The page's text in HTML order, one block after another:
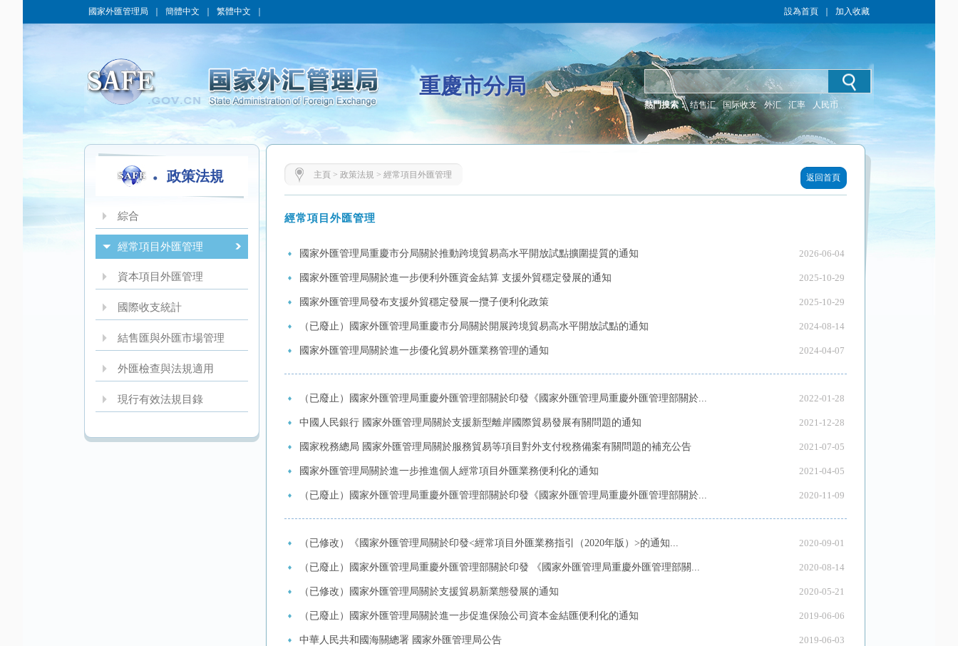
國家外匯管理局 簡體中文 繁體中文 設為首頁 加入收藏
重慶市分局
熱門搜索： 结售汇 国际收支 外汇 汇率 人民币
政策法規
綜合
經常項目外匯管理
資本項目外匯管理
國際收支統計
結售匯與外匯市場管理
外匯檢查與法規適用
現行有效法規目錄
主頁 >政策法規 >經常項目外匯管理 返回首頁
經常項目外匯管理
國家外匯管理局重慶市分局關於推動跨境貿易高水平開放試點擴圍提質的通知 2026-06-04
國家外匯管理局關於進一步便利外匯資金結算 支援外貿穩定發展的通知 2025-10-29
國家外匯管理局發布支援外貿穩定發展一攬子便利化政策 2025-10-29
（已廢止）國家外匯管理局重慶市分局關於開展跨境貿易高水平開放試點的通知 2024-08-14
國家外匯管理局關於進一步優化貿易外匯業務管理的通知 2024-04-07
（已廢止）國家外匯管理局重慶外匯管理部關於印發《國家外匯管理局重慶外匯管理部關於... 2022-01-28
中國人民銀行 國家外匯管理局關於支援新型離岸國際貿易發展有關問題的通知 2021-12-28
國家稅務總局 國家外匯管理局關於服務貿易等項目對外支付稅務備案有關問題的補充公告 2021-07-05
國家外匯管理局關於進一步推進個人經常項目外匯業務便利化的通知 2021-04-05
（已廢止）國家外匯管理局重慶外匯管理部關於印發《國家外匯管理局重慶外匯管理部關於... 2020-11-09
（已修改）《國家外匯管理局關於印發<經常項目外匯業務指引（2020年版）>的通知... 2020-09-01
（已廢止）國家外匯管理局重慶外匯管理部關於印發 《國家外匯管理局重慶外匯管理部關... 2020-08-14
（已修改）國家外匯管理局關於支援貿易新業態發展的通知 2020-05-21
（已廢止）國家外匯管理局關於進一步促進保險公司資本金結匯便利化的通知 2019-06-06
中華人民共和國海關總署 國家外匯管理局公告 2019-06-03